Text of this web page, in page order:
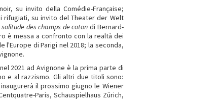
su invito della Comédie-Française;
rifugiati, su invito del Theater der Welt
des champs de coton di Bernard-
è messa a confronto con la realtà dei
l'Europe di Parigi nel 2018; la seconda,
2021 ad Avignone è la prima parte di
e al razzismo. Gli altri due titoli sono:
il prossimo giugno le Wiener
Paris, Schauspielhaus Zürich,